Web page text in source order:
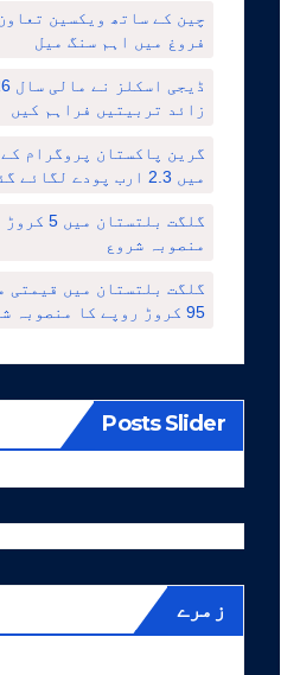
چین کے ساتھ ویکسین
فروغ میں اہم سنگ میل
زائد تربیتیں فراہم کیں
میں 2.3 ارب پودے لگائے گئے
گلگت
منصوبہ شروع
گلگت بلتستان میں قیمتی
95 کروڑ روپے کا منصوبہ شروع کرنے کا فیصلہ
Posts Slider
زمرے